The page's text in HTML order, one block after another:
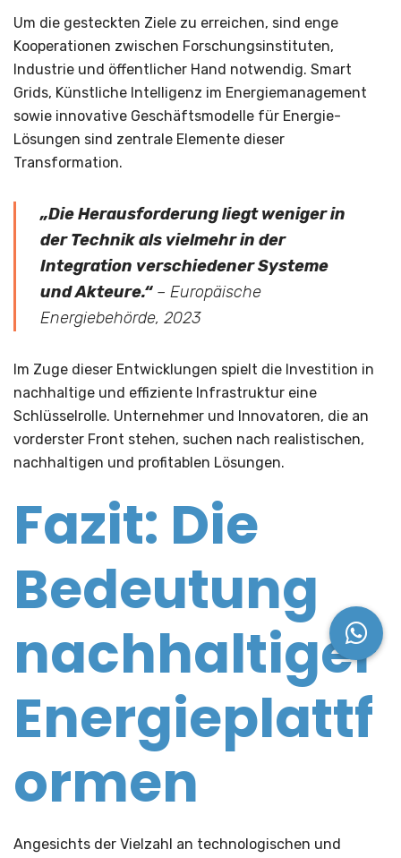
Um die gesteckten Ziele zu erreichen, sind enge
Kooperationen zwischen Forschungsinstituten,
Industrie und öffentlicher Hand notwendig. Smart
Grids, Künstliche Intelligenz im Energiemanagement
sowie innovative Geschäftsmodelle für Energie-
Lösungen sind zentrale Elemente dieser
Transformation.
„Die Herausforderung liegt weniger in
der Technik als vielmehr in der
Integration verschiedener Systeme
und Akteure.“– Europäische
Energiebehörde, 2023
Im Zuge dieser Entwicklungen spielt die Investition in
nachhaltige und effiziente Infrastruktur eine
Schlüsselrolle. Unternehmer und Innovatoren, die an
vorderster Front stehen, suchen nach realistischen,
nachhaltigen und profitablen Lösungen.
Fazit: Die
Bedeutung
nachhaltiger
Energieplattf
ormen
Angesichts der Vielzahl an technologischen und